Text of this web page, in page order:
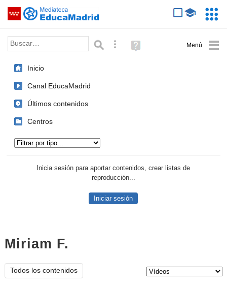
Saltar navegación
Palabra o frase: Búsqueda avanzada
Ayuda
(en
Inicio
Canal EducaMadrid
Últimos contenidos
Centros
Inicia sesión para aportar contenidos, crear listas de
reproducción...
Iniciar sesión
Miriam F.
Todos los contenidos